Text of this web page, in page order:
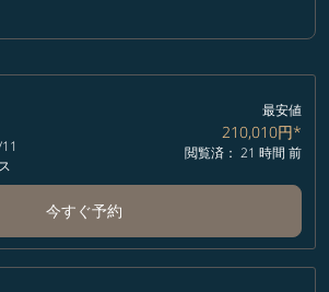
ークラス Selected
最安値
210,010円*
閲覧済： 21 時間 前
今すぐ予約